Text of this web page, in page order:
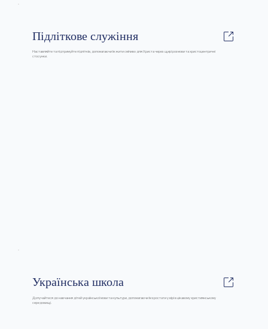
Підліткове служіння
Наставляйте та підтримуйте підлітків, допомагаючи їм жити сміливо для Христа через щирі розмови та христоцентричні
стосунки.
Українська школа
Долучайтеся до навчання дітей української мови та культури, допомагаючи їм зростати у вірі в цікавому християнському
середовищі.